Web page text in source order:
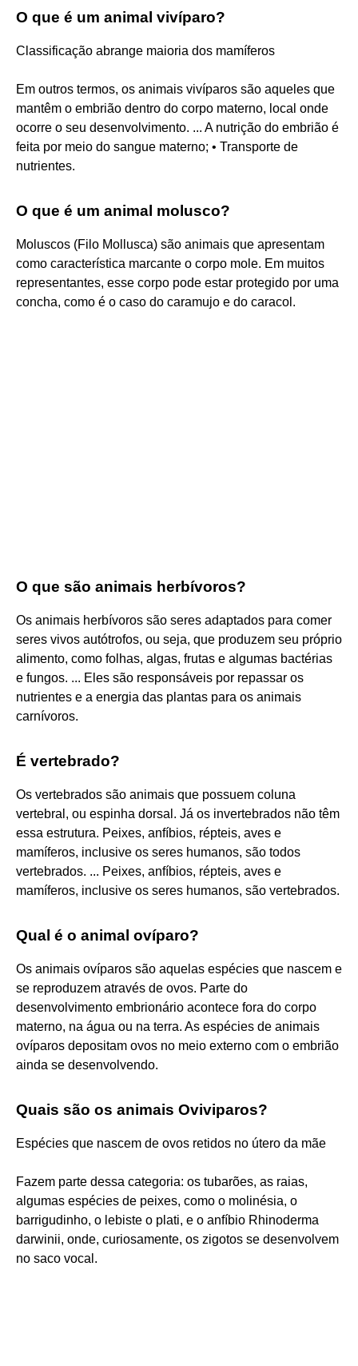
O que é um animal vivíparo?
Classificação abrange maioria dos mamíferos
Em outros termos, os animais vivíparos são aqueles que
mantêm o embrião dentro do corpo materno, local onde
ocorre o seu desenvolvimento. ... A nutrição do embrião é
feita por meio do sangue materno; • Transporte de
nutrientes.
O que é um animal molusco?
Moluscos (Filo Mollusca) são animais que apresentam
como característica marcante o corpo mole. Em muitos
representantes, esse corpo pode estar protegido por uma
concha, como é o caso do caramujo e do caracol.
O que são animais herbívoros?
Os animais herbívoros são seres adaptados para comer
seres vivos autótrofos, ou seja, que produzem seu próprio
alimento, como folhas, algas, frutas e algumas bactérias
e fungos. ... Eles são responsáveis por repassar os
nutrientes e a energia das plantas para os animais
carnívoros.
É vertebrado?
Os vertebrados são animais que possuem coluna
vertebral, ou espinha dorsal. Já os invertebrados não têm
essa estrutura. Peixes, anfíbios, répteis, aves e
mamíferos, inclusive os seres humanos, são todos
vertebrados. ... Peixes, anfíbios, répteis, aves e
mamíferos, inclusive os seres humanos, são vertebrados.
Qual é o animal ovíparo?
Os animais ovíparos são aquelas espécies que nascem e
se reproduzem através de ovos. Parte do
desenvolvimento embrionário acontece fora do corpo
materno, na água ou na terra. As espécies de animais
ovíparos depositam ovos no meio externo com o embrião
ainda se desenvolvendo.
Quais são os animais Oviviparos?
Espécies que nascem de ovos retidos no útero da mãe
Fazem parte dessa categoria: os tubarões, as raias,
algumas espécies de peixes, como o molinésia, o
barrigudinho, o lebiste o plati, e o anfíbio Rhinoderma
darwinii, onde, curiosamente, os zigotos se desenvolvem
no saco vocal.